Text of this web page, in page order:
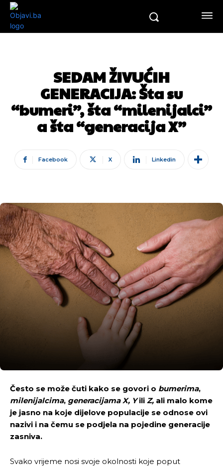
SEDAM ŽIVUĆIH
GENERACIJA: Šta su
“bumeri”, šta “milenijalci”
a šta “generacija X”
Facebook X Linkedin
Često se može čuti kako se govori o bumerima,
milenijalcima, generacijama X, Yili Z, ali malo kome
je jasno na koje dijelove populacije se odnose ovi
nazivi i na čemu se podjela na pojedine generacije
zasniva.
Svako vrijeme nosi svoje okolnosti koje poput